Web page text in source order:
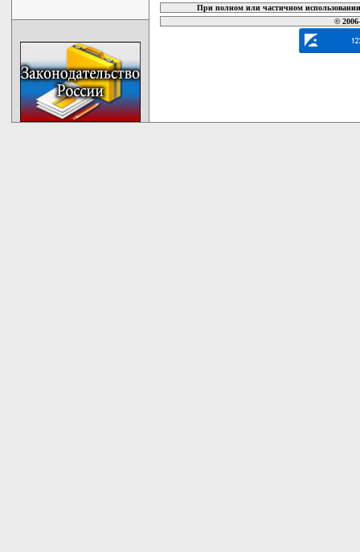
При полном или частичном
©